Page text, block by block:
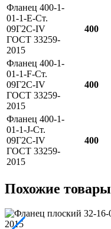
Фланец 400-1-
01-1-E-Ст.
09Г2С-IV
ГОСТ 33259-
2015
400
Фланец 400-1-
01-1-F-Ст.
09Г2С-IV
ГОСТ 33259-
2015
400
Фланец 400-1-
01-1-J-Ст.
09Г2С-IV
ГОСТ 33259-
2015
400
Похожие товары